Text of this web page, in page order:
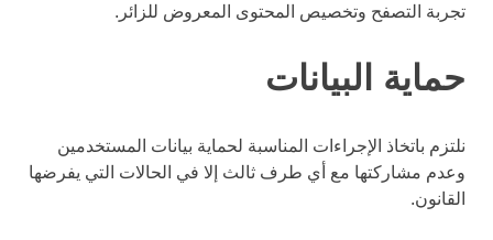
تجربة التصفح وتخصيص المحتوى المعروض للزائر.
حماية البيانات
نلتزم باتخاذ الإجراءات المناسبة لحماية بيانات المستخدمين
وعدم مشاركتها مع أي طرف ثالث إلا في الحالات التي يفرضها
القانون.